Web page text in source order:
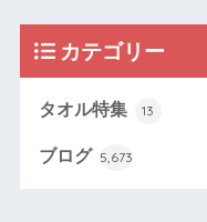
カテゴリー
タオル特集 13
ブログ 5,673